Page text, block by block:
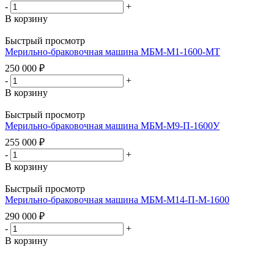
-
+
В корзину
Быстрый просмотр
Мерильно-браковочная машина МБМ-М1-1600-МТ
250 000 ₽
-
+
В корзину
Быстрый просмотр
Мерильно-браковочная машина МБМ-М9-П-1600У
255 000 ₽
-
+
В корзину
Быстрый просмотр
Мерильно-браковочная машина МБМ-М14-П-М-1600
290 000 ₽
-
+
В корзину